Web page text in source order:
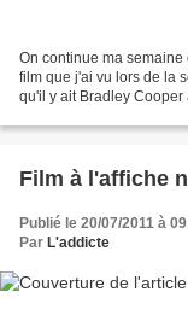
On continue ma
film que j'ai vu lors de la
qu'il y ait Bradley
Film à l'affiche
Publié le 20/07/2011 à
Par L'addicte